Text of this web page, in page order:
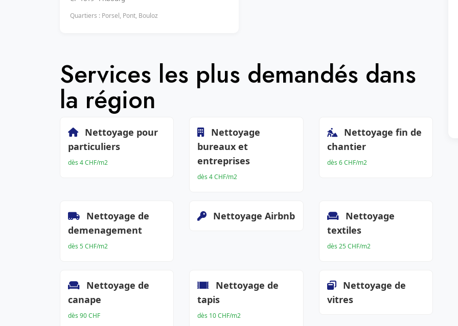
Quartiers : Porsel, Pont, Bouloz
Services les plus demandés dans
la région
Nettoyage pour
particuliers
dès 4 CHF/m2
Nettoyage
bureaux et
entreprises
dès 4 CHF/m2
Nettoyage fin de
chantier
dès 6 CHF/m2
Nettoyage de
demenagement
dès 5 CHF/m2
Nettoyage Airbnb
Nettoyage
textiles
dès 25 CHF/m2
Nettoyage de
canape
dès 90 CHF
Nettoyage de
tapis
dès 10 CHF/m2
Nettoyage de
vitres